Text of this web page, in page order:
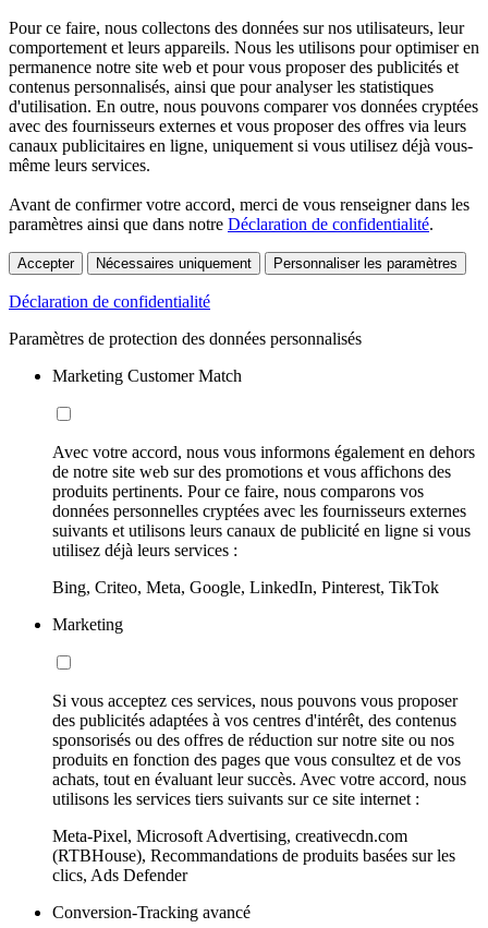
Pour ce faire, nous collectons des données sur nos utilisateurs, leur
comportement et leurs appareils. Nous les utilisons pour optimiser en
permanence notre site web et pour vous proposer des publicités et
contenus personnalisés, ainsi que pour analyser les statistiques
d'utilisation. En outre, nous pouvons comparer vos données cryptées
avec des fournisseurs externes et vous proposer des offres via leurs
canaux publicitaires en ligne, uniquement si vous utilisez déjà vous-
même leurs services.
Avant de confirmer votre accord, merci de vous renseigner dans les
paramètres ainsi que dans notre Déclaration de confidentialité.
Accepter Nécessaires uniquement Personnaliser les paramètres
Déclaration de confidentialité
Paramètres de protection des données personnalisés
Marketing Customer Match
Avec votre accord, nous vous informons également en dehors
de notre site web sur des promotions et vous affichons des
produits pertinents. Pour ce faire, nous comparons vos
données personnelles cryptées avec les fournisseurs externes
suivants et utilisons leurs canaux de publicité en ligne si vous
utilisez déjà leurs services :
Bing, Criteo, Meta, Google, LinkedIn, Pinterest, TikTok
Marketing
Si vous acceptez ces services, nous pouvons vous proposer
des publicités adaptées à vos centres d'intérêt, des contenus
sponsorisés ou des offres de réduction sur notre site ou nos
produits en fonction des pages que vous consultez et de vos
achats, tout en évaluant leur succès. Avec votre accord, nous
utilisons les services tiers suivants sur ce site internet :
Meta-Pixel, Microsoft Advertising, creativecdn.com
(RTBHouse), Recommandations de produits basées sur les
clics, Ads Defender
Conversion-Tracking avancé